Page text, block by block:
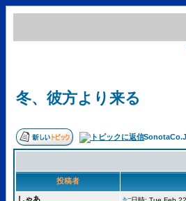
冬、彼方より来る
投稿者
しゃあ